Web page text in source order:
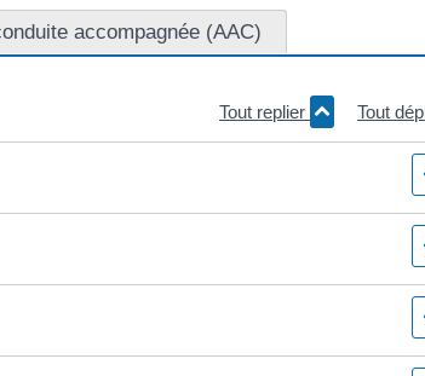
accompagnée (AAC)
Tout replier Tout